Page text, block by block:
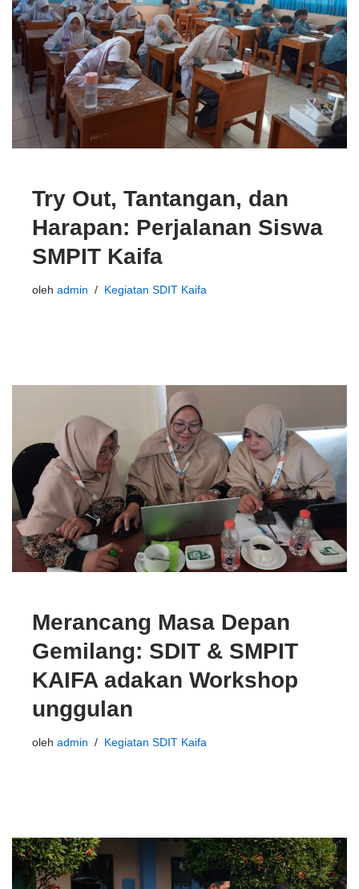
Try Out, Tantangan, dan
Harapan: Perjalanan Siswa
SMPIT Kaifa
oleh admin Kegiatan SDIT Kaifa
Merancang Masa Depan
Gemilang: SDIT & SMPIT
KAIFA adakan Workshop
unggulan
oleh admin Kegiatan SDIT Kaifa